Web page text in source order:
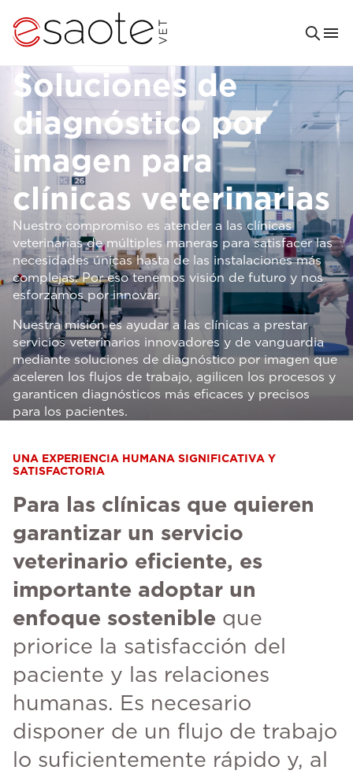
Soluciones de
diagnóstico por
imagen para
clínicas veterinarias
Nuestro compromiso es atender a las clínicas
veterinarias de múltiples maneras para satisfacer las
necesidades únicas hasta de las instalaciones más
complejas. Por eso tenemos visión de futuro y nos
esforzamos por innovar.
Nuestra misión es ayudar a las clínicas a prestar
servicios veterinarios innovadores y de vanguardia
mediante soluciones de diagnóstico por imagen que
aceleren los flujos de trabajo, agilicen los procesos y
garanticen diagnósticos más eficaces y precisos
para los pacientes.
UNA EXPERIENCIA HUMANA SIGNIFICATIVA Y
SATISFACTORIA
Para las clínicas que quieren
garantizar un servicio
veterinario eficiente, es
importante adoptar un
enfoque sostenible que
priorice la satisfacción del
paciente y las relaciones
humanas. Es necesario
disponer de un flujo de trabajo
lo suficientemente rápido y, al